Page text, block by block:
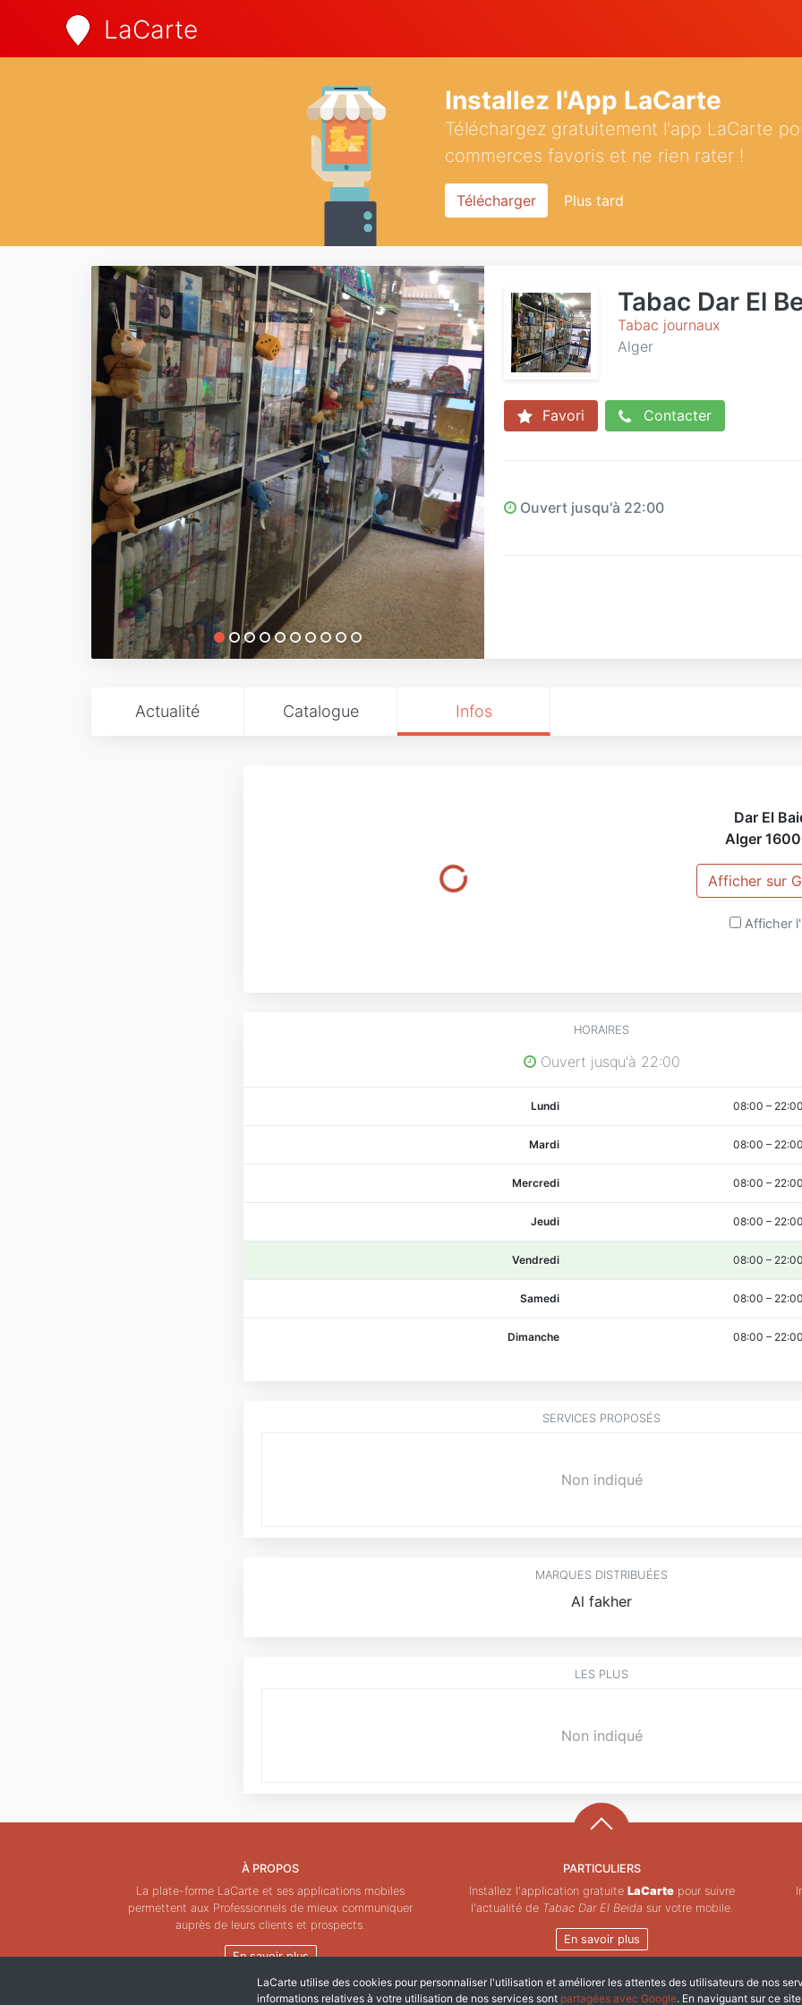
LaCarte
Installez l'App LaCarte
Téléchargez gratuitement l'app LaCarte
commerces favoris et ne rien rater !
Télécharger Plus tard
Tabac Dar El
Tabac journaux
Alger
Favori Contacter
Ouvert jusqu'à 22:00
Actualité Catalogue Infos
Dar El
Alger
Afficher sur
Afficher
HORAIRES
Ouvert jusqu'à 22:00
Lundi 08:00 –
Mardi 08:00 –
Mercredi 08:00 –
Jeudi 08:00 –
Vendredi 08:00 –
Samedi 08:00 –
Dimanche 08:00 –
SERVICES PROPOSÉS
Non indiqué
MARQUES DISTRIBUÉES
Al fakher
LES PLUS
Non indiqué
À PROPOS
La plate-forme LaCarte et ses applications mobiles
permettent aux Professionnels de mieux communiquer
auprès de leurs clients et prospects.
En savoir plus
PARTICULIERS
Installez l'application gratuite LaCartepour suivre
l'actualité de Tabac Dar El Beida sur votre mobile.
En savoir plus
Copyright © ZeMAP 2026 - Tous droits réservés.
LaCarte utilise des cookies pour personnaliser l'utilisation et améliorer les attentes des utilisateurs de nos
informations relatives à votre utilisation de nos services sont partagées avec Google. En naviguant sur ce